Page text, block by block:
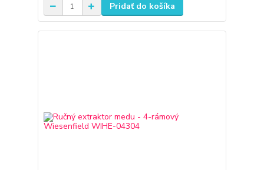
Pridať do košíka